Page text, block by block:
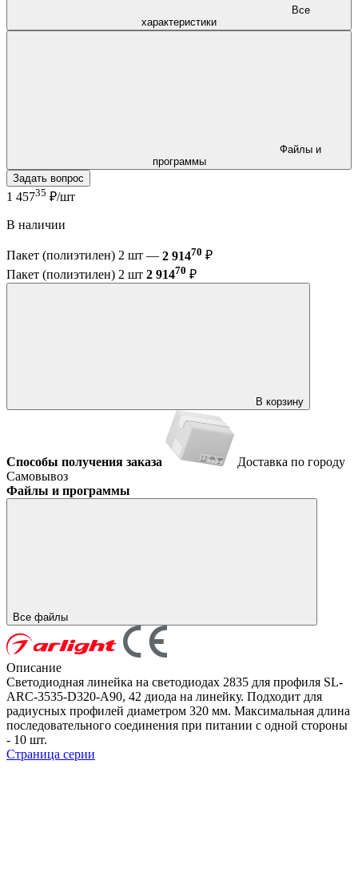
характеристики
программы
Задать вопрос
1 45735 ₽/шт
В наличии
Пакет (полиэтилен) 2 шт — 2 91470 ₽
Пакет (полиэтилен) 2 шт 2 91470 ₽
В корзину
Способы получения заказа
Доставка по городу
Самовывоз
Файлы и программы
Все файлы
Описание
Светодиодная линейка на светодиодах 2835 для профиля SL-
ARC-3535-D320-A90, 42 диода на линейку. Подходит для
радиусных профилей диаметром 320 мм. Максимальная длина
последовательного соединения при питании с одной стороны
- 10 шт.
Страница серии